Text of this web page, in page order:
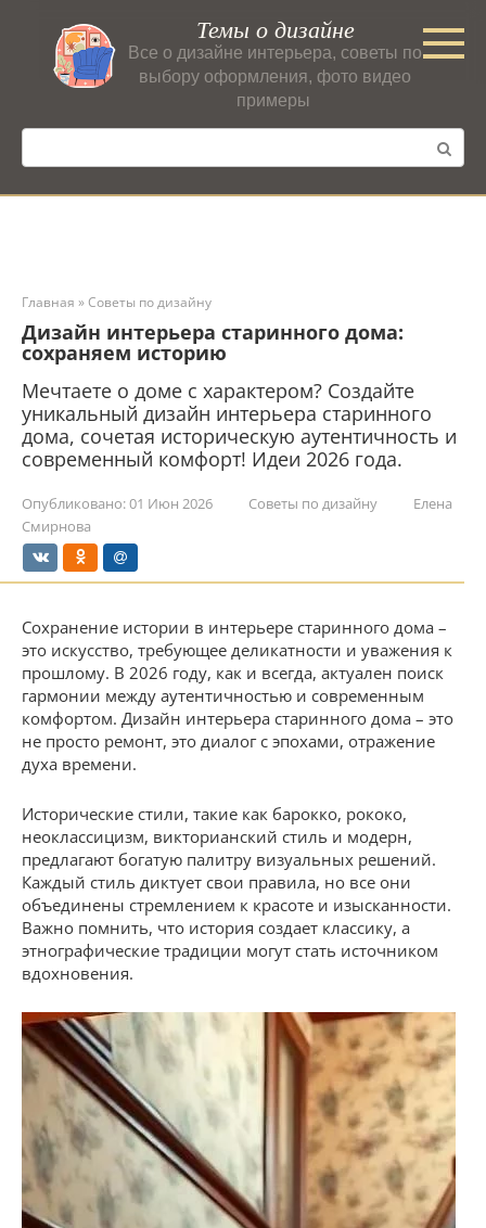
контенту
Темы о дизайне
Все о дизайне интерьера, советы по
выбору оформления, фото видео
примеры
Поиск:
Главная »Советы по дизайну
Дизайн интерьера старинного дома:
сохраняем историю
Мечтаете о доме с характером? Создайте
уникальный дизайн интерьера старинного
дома, сочетая историческую аутентичность и
современный комфорт! Идеи 2026 года.
Опубликовано:01 Июн 2026 Советы по дизайну
Елена
Смирнова
Сохранение истории в интерьере старинного дома –
это искусство, требующее деликатности и уважения к
прошлому. В 2026 году, как и всегда, актуален поиск
гармонии между аутентичностью и современным
комфортом. Дизайн интерьера старинного дома – это
не просто ремонт, это диалог с эпохами, отражение
духа времени.
Исторические стили, такие как барокко, рококо,
неоклассицизм, викторианский стиль и модерн,
предлагают богатую палитру визуальных решений.
Каждый стиль диктует свои правила, но все они
объединены стремлением к красоте и изысканности.
Важно помнить, что история создает классику, а
этнографические традиции могут стать источником
вдохновения.